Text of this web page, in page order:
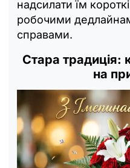
надсилати їм
робочими
справами.
Стара традиція:
на